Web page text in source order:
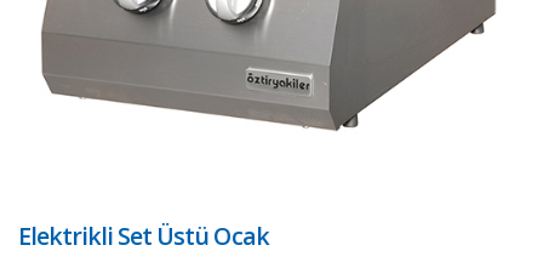
Elektrikli Set Üstü Ocak